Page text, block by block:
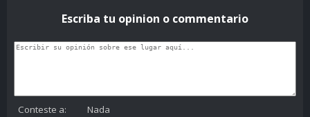
Escriba tu opinion o commentario
Conteste a:
Nada